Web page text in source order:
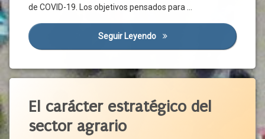
de COVID-19. Los objetivos pensados para …
Seguir Leyendo Pacto Por La Anhelada
Crisis
Diálogo
Ejemplo
Estado
Alarma
El carácter estratégico del
sector agrario
Abastecimiento
2030